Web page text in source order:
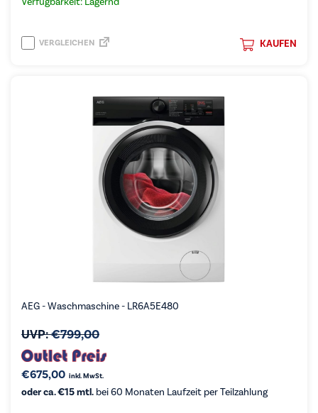
KAUFEN
VERGLEICHEN
AEG - Waschmaschine - LR6A5E480
UVP:€799,00
€675,00 inkl. MwSt.
oder ca. €15 mtl. bei 60 Monaten Laufzeit per Teilzahlung